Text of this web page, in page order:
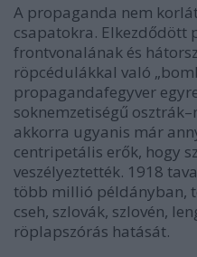
A propaganda nem
csapatokra. Elkezdődött
frontvonalának és
röpcédulákkal való
propagandafegyver
soknemzetiségű
akkorra ugyanis már
centripetális erők, hogy
veszélyeztették. 1918
több millió példányban,
cseh, szlovák, szlovén,
röplapszórás hatását.